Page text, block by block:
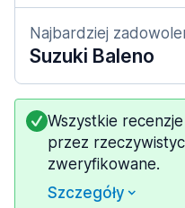
Najbardziej
Suzuki Baleno
Wszystkie
przez
zweryfikowane.
Szczegóły